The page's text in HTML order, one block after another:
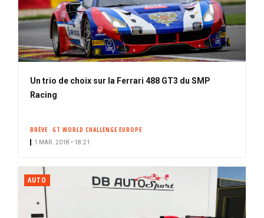
Un trio de choix sur la Ferrari 488 GT3 du SMP
Racing
BRÈVE GT WORLD CHALLENGE EUROPE
1 MAR. 2018 • 18:21
AUTO